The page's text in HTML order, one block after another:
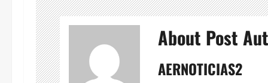
About Post
AERNOTICIAS2